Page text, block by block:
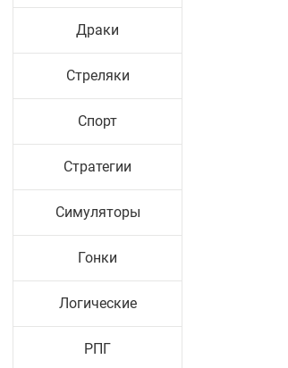
Драки
Стреляки
Спорт
Стратегии
Симуляторы
Гонки
Логические
РПГ